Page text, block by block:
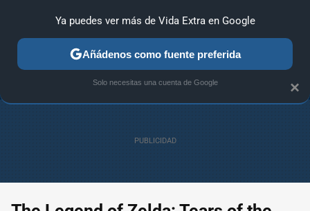
ANÁLISIS GUÍAS Y TRUCOS PC SONY NINTENDO
×
Ya puedes ver más de Vida Extra en Google
Añádenos como fuente preferida
Solo necesitas una cuenta de Google